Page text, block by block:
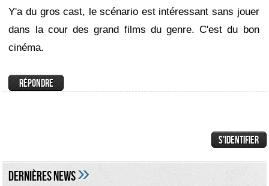
Y'a du gros cast, le scénario est intéressant sans jouer
dans la cour des grand films du genre. C'est du bon
cinéma.
DERNIÈRES NEWS»